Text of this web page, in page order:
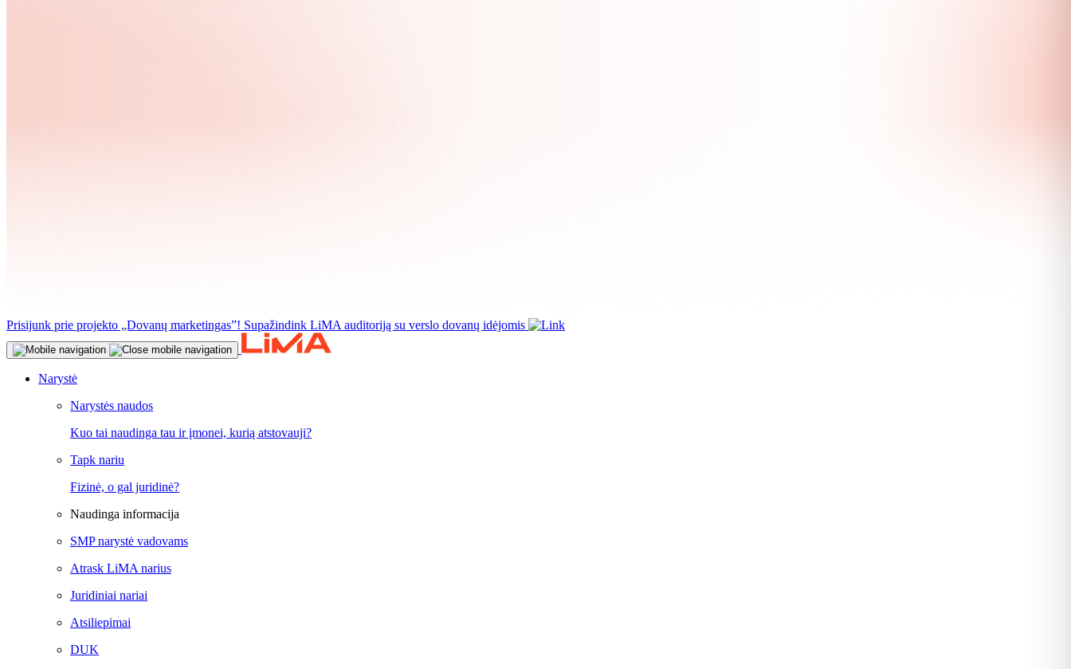
Prisijunk prie projekto „Dovanų marketingas”! Supažindink LiMA auditoriją su verslo dovanų idėjomis
Narystė
Narystės naudos
Kuo tai naudinga tau ir įmonei, kurią atstovauji?
Tapk nariu
Fizinė, o gal juridinė?
Naudinga informacija
SMP narystė vadovams
Atrask LiMA narius
Juridiniai nariai
Atsiliepimai
DUK